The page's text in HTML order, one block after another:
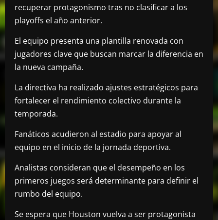
recuperar protagonismo tras no clasificar a los
playoffs el año anterior.
El equipo presenta una plantilla renovada con
jugadores clave que buscan marcar la diferencia en
la nueva campaña.
La directiva ha realizado ajustes estratégicos para
fortalecer el rendimiento colectivo durante la
temporada.
Fanáticos acudieron al estadio para apoyar al
equipo en el inicio de la jornada deportiva.
Analistas consideran que el desempeño en los
primeros juegos será determinante para definir el
rumbo del equipo.
Se espera que Houston vuelva a ser protagonista